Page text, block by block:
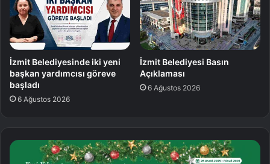
İzmit Belediyesinde iki yeni
başkan yardımcısı göreve
başladı
6 Ağustos 2026
İzmit Belediyesi Basın
Açıklaması
6 Ağustos 2026